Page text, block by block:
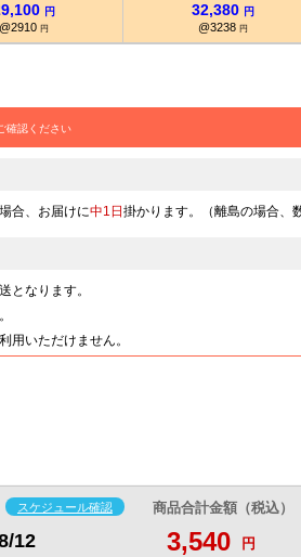
円
@2910 円
32,380 円
@3238 円
確認ください
合、お届けに中1日掛かります。（離島の場合、
となります。
用いただけません。
スケジュール確認
12
商品合計金額（税込）
3,540 円